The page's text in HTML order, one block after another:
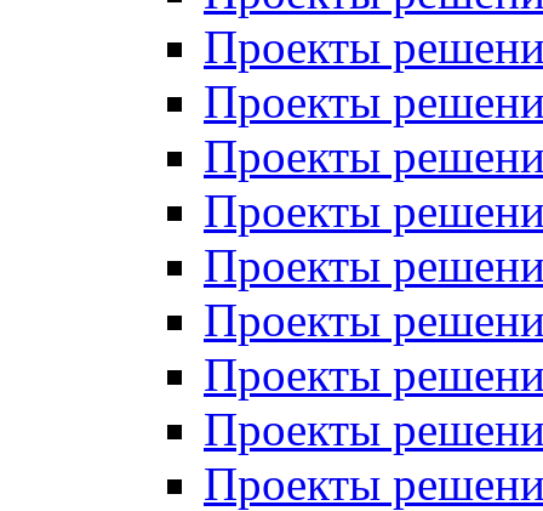
Проекты
Проекты
Проекты
Проекты
Проекты
Проекты
Проекты
Проекты
Проекты